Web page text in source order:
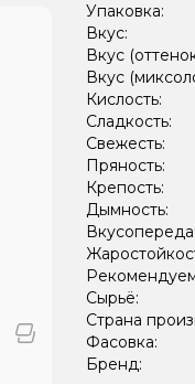
Упаковка:
Вкус:
Вкус
Вкус
Кислость:
Сладкость:
Свежесть:
Пряность:
Крепость:
Дымность:
Сырьё:
Страна
Фасовка:
Бренд: